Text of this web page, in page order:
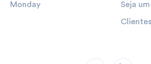
Monday Seja
Clientes